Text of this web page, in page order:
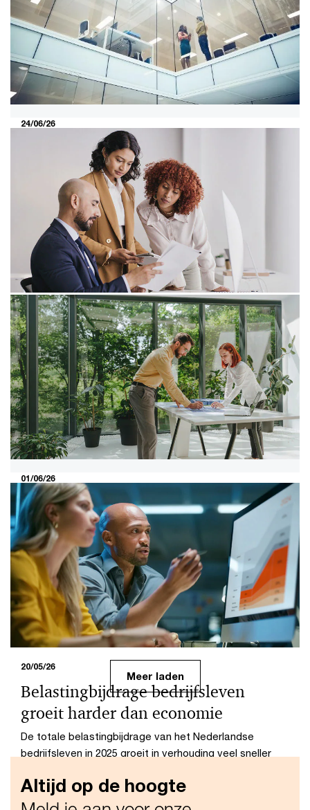
Bekijk hier een actueel overzicht van belangrijke
ontwikkelingen, fusies en overnames in de retail-,
consumenten- en recreatie-industrie in Europa.
24/06/26
Waarom een succesvolle IT-
modernisering begint vóór de
systeemkeuze
Samen met PwC moderniseert Midglas zijn IT-
landschap stap voor stap: van doelarchitectuur en
ontwerpkeuzes naar een onderbouwde systeemkeuze.
11/06/26
Consumer Markets M&A Deals
nieuwsbrief mei 2026
Bekijk hier een actueel overzicht van belangrijke
ontwikkelingen, fusies en overnames in de retail-,
consumenten- en recreatie-industrie in Europa.
01/06/26
Nederlandse verzekeraars lopen
voorop in de onderbouwing van LAC
DT
LAC DT verschilt aanzienlijk binnen Europa. Een nieuwe
PwC-benchmark laat zien waarom Nederlandse
verzekeraars relatief hoge niveaus van onderbouwing
realiseren.
20/05/26
Belastingbijdrage bedrijfsleven
groeit harder dan economie
De totale belastingbijdrage van het Nederlandse
bedrijfsleven in 2025 groeit in verhouding veel sneller
deel van de belastinginkomsten.
Meer laden
Altijd op de hoogte